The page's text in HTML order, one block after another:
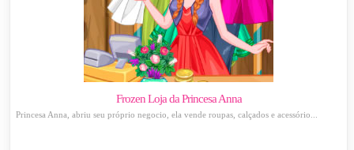
Frozen Loja da Princesa Anna
Princesa Anna, abriu seu próprio negocio, ela vende roupas, calçados e acessório...